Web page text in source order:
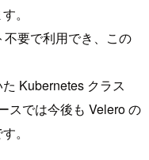
。
要で利用でき、この
Kubernetes クラス
スでは今後も Velero の
。